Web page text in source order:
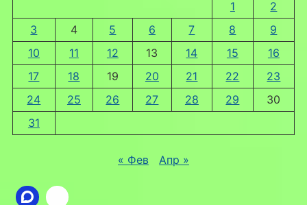
1
2
3
4 5 6 7 8
9
10
11 12 13 14 15
16
17
18 19 20 21 22
23
24
25 26 27 28 29
30
31
« Фев Апр »